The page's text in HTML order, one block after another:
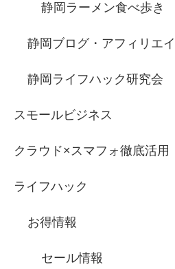
静岡ラーメン食べ歩き
静岡ブログ・アフィリエ
静岡ライフハック研究会
スモールビジネス
クラウド×スマフォ徹底活用
ライフハック
お得情報
セール情報